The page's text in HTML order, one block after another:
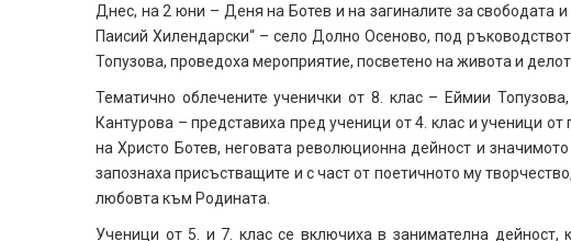
Днес, на 2 юни – Деня на Ботев и на загиналите за свободата
Паисий Хилендарски“ – село Долно Осеново, под
Топузова, проведоха мероприятие, посветено на живота и
Тематично облечените ученички от 8. клас – Еймии
Кантурова – представиха пред ученици от 4. клас и ученици
на Христо Ботев, неговата революционна дейност и
запознаха присъстващите и с част от поетичното му
любовта към Родината.
Ученици от 5. и 7. клас се включиха в занимателна дейност,